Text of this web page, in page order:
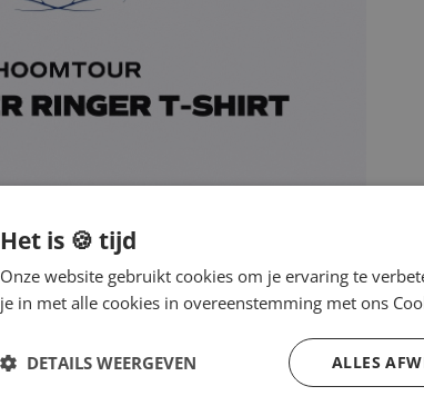
Het is 🍪 tijd
Onze website gebruikt cookies om je ervaring te
je in met alle cookies in overeenstemming met ons
ALLES
DETAILS WEERGEVEN